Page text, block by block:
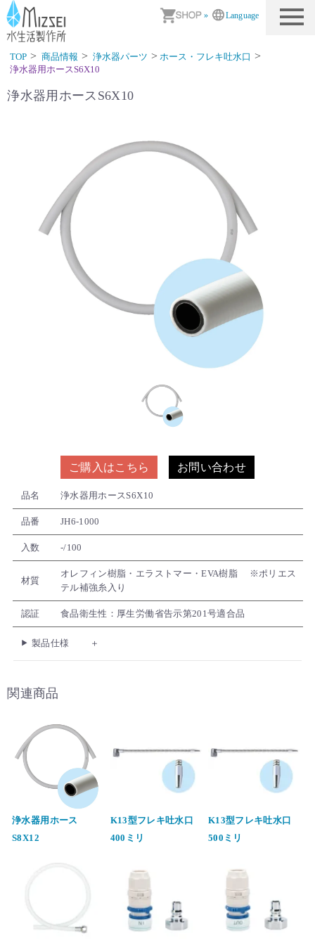
» Language
商品情報｜水生活製作所
TOP 商品情報 浄水器パーツ
ホース・フレキ吐水口
浄水器用ホースS6X10
浄水器用ホースS6X10
ご購入はこちら お問い合わせ
品名 浄水器用ホースS6X10
品番 JH6-1000
入数 -/100
材質
オレフィン樹脂・エラストマー・EVA樹脂 ※ポリエス
テル補強糸入り
認証 食品衛生性：厚生労働省告示第201号適合品
製品仕様
関連商品
浄水器用ホース
S8X12
K13型フレキ吐水口
400ミリ
K13型フレキ吐水口
500ミリ